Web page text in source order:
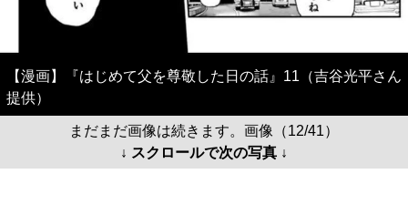
【漫画】『はじめて父を尊敬した日の話』11（吉谷光平さん
提供）
まだまだ画像は続きます。画像（12/41）
↓ スクロールで次の写真 ↓